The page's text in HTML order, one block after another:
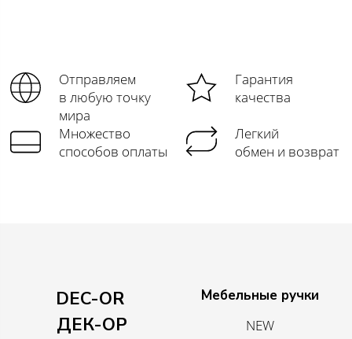
Отправляем
в любую точку
мира
Гарантия
качества
Множество
способов оплаты
Легкий
обмен и возврат
DEC-OR
ДЕК-ОР
Мебельные ручки
NEW